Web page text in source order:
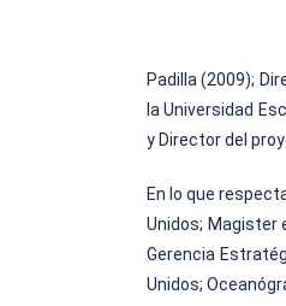
Padilla (2009);
la Universidad
y Director del
En lo que
Unidos; Magister
Gerencia
Unidos;